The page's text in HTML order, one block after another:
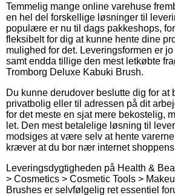
Temmelig mange online varehuse
en hel del forskellige løsninger til
populære er nu til dags pakkeshops,
fleksibelt for dig at kunne hente dine
mulighed for det. Leveringsformen er
samt endda tillige den mest letkøbte
Tromborg Deluxe Kabuki Brush.
Du kunne derudover beslutte dig for at
privatbolig eller til adressen på dit
for det meste en sjat mere bekostelig,
let. Den mest betalelige løsning til
modsiges at være selv at hente
kræver at du bor nær internet
Leveringsdygtigheden på Health &
> Cosmetics > Cosmetic Tools >
Brushes er selvfølgelig ret essentiel